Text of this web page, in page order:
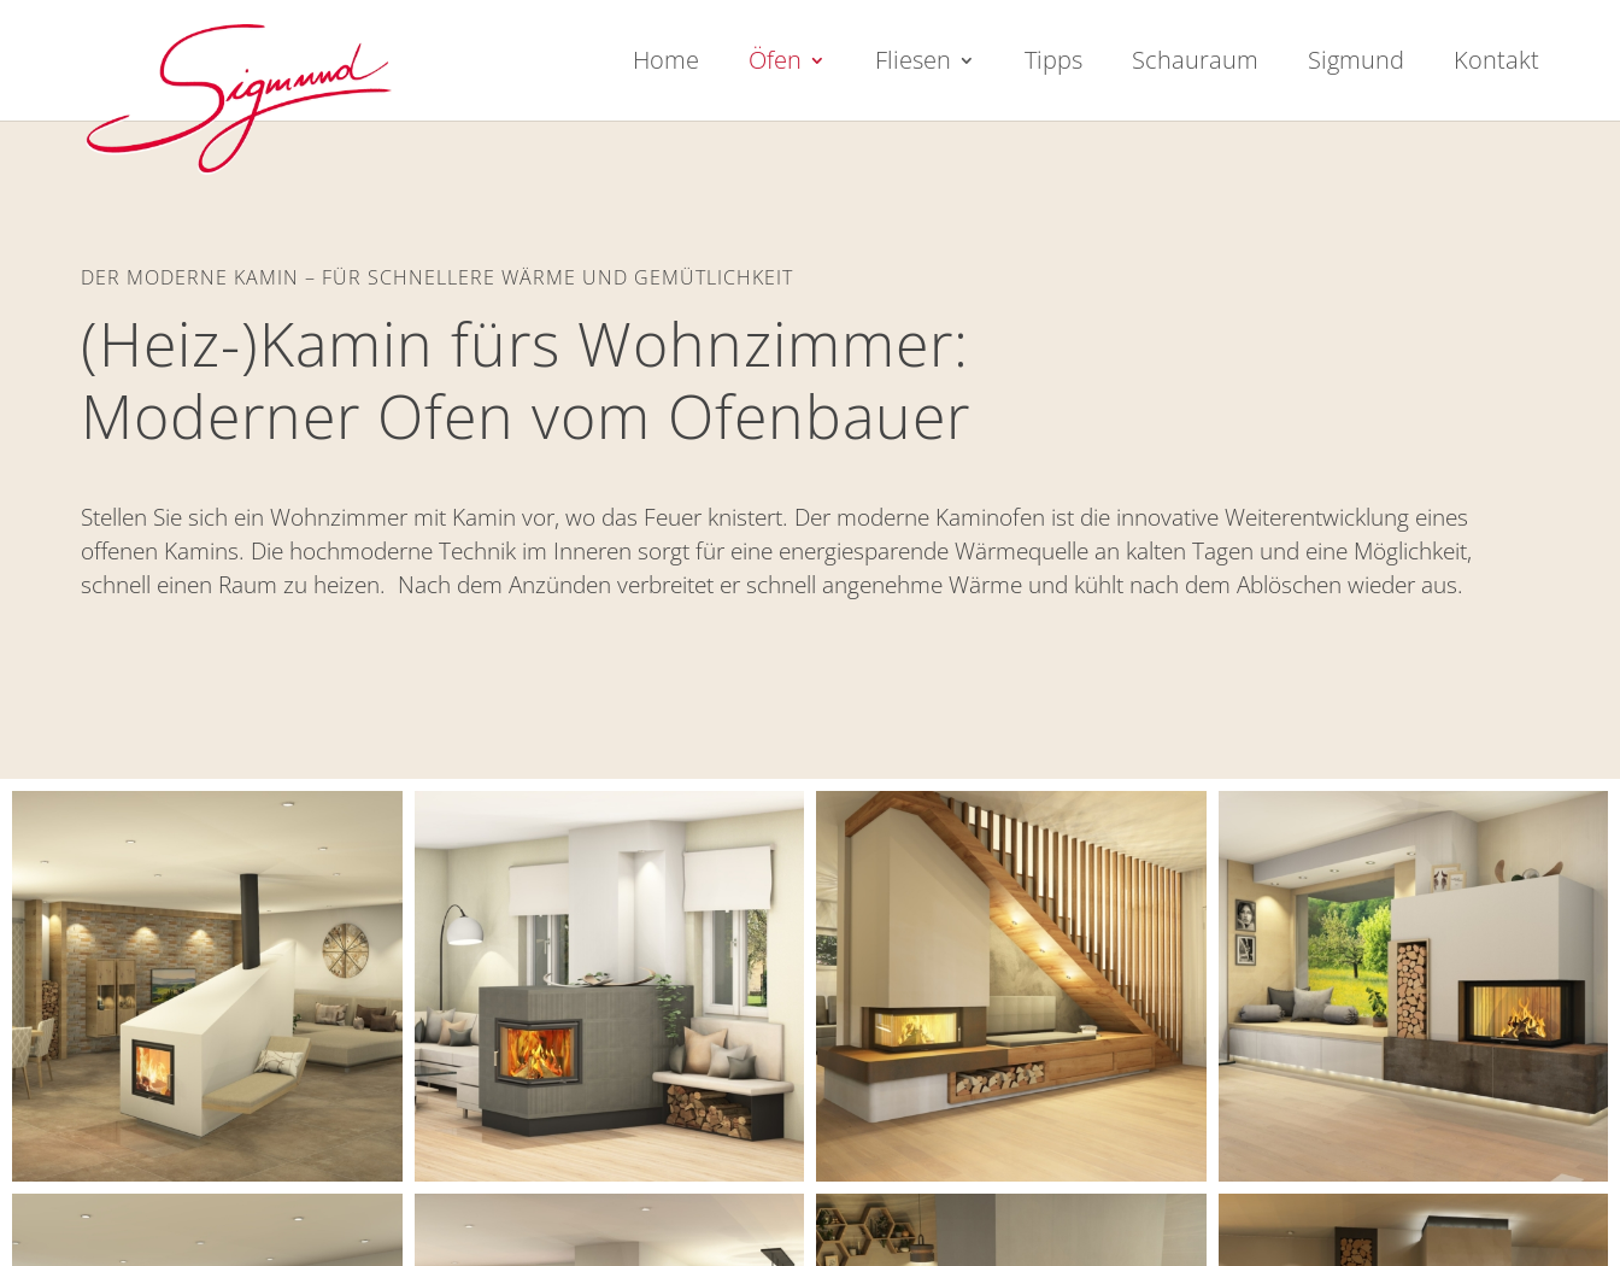
Home Öfen Fliesen Tipps Schauraum Sigmund Kontakt
DER MODERNE KAMIN – FÜR SCHNELLERE WÄRME UND GEMÜTLICHKEIT
(Heiz-)Kamin fürs Wohnzimmer:
Moderner Ofen vom Ofenbauer
Stellen Sie sich ein Wohnzimmer mit Kamin vor, wo das Feuer knistert. Der moderne Kaminofen ist die innovative Weiterentwicklung eines
offenen Kamins. Die hochmoderne Technik im Inneren sorgt für eine energiesparende Wärmequelle an kalten Tagen und eine Möglichkeit,
schnell einen Raum zu heizen. Nach dem Anzünden verbreitet er schnell angenehme Wärme und kühlt nach dem Ablöschen wieder aus.